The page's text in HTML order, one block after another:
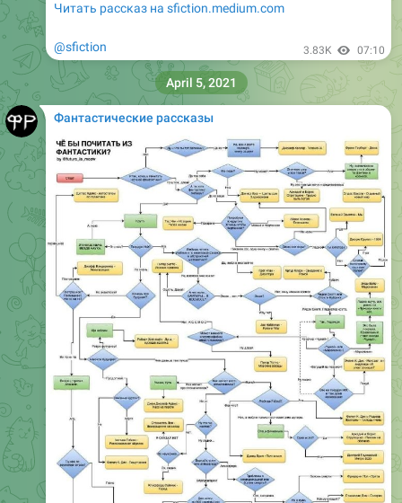
Читать рассказ на sfiction.medium.com
@sfiction 3.83K 07:10
Фантастические рассказы
April 5, 2021